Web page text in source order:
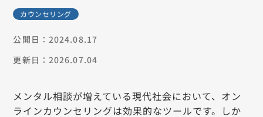
カウンセリング
公開日：2024.08.17
更新日：2026.07.04
メンタル相談が増えている現代社会において、オン
ラインカウンセリングは効果的なツールです。しか